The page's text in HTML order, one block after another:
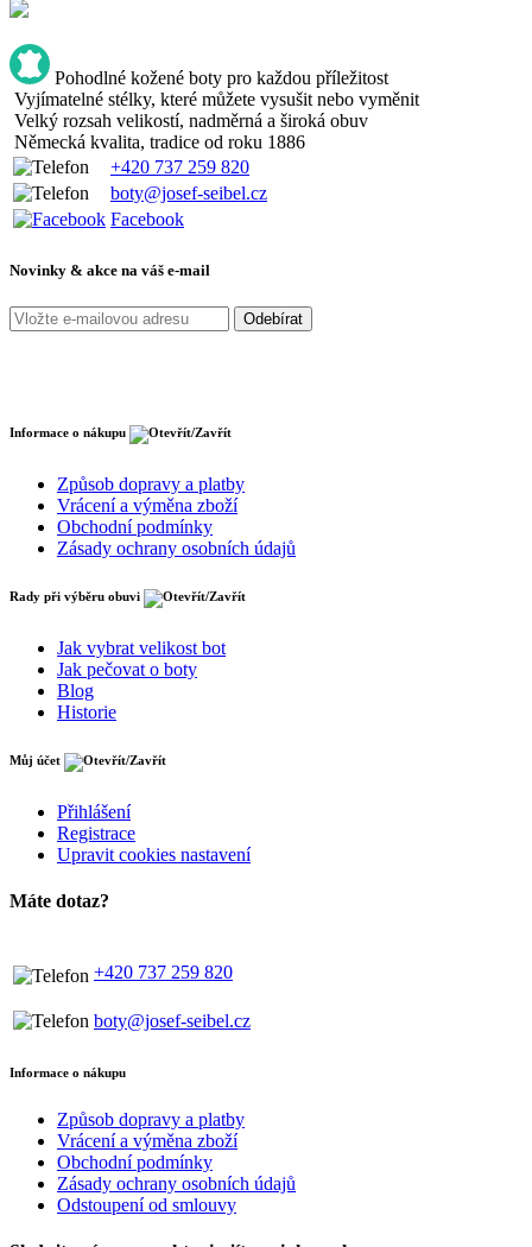
Pohodlné kožené boty pro každou příležitost
Vyjímatelné stélky, které můžete vysušit nebo vyměnit
Velký rozsah velikostí, nadměrná a široká obuv
Německá kvalita, tradice od roku 1886
+420 737 259 820
boty@josef-seibel.cz
Facebook
Novinky & akce na váš e-mail
Informace o nákupu
Způsob dopravy a platby
Vrácení a výměna zboží
Obchodní podmínky
Zásady ochrany osobních údajů
Rady při výběru obuvi
Jak vybrat velikost bot
Jak pečovat o boty
Blog
Historie
Můj účet
Přihlášení
Registrace
Upravit cookies nastavení
Máte dotaz?
+420 737 259 820
boty@josef-seibel.cz
Informace o nákupu
Způsob dopravy a platby
Vrácení a výměna zboží
Obchodní podmínky
Zásady ochrany osobních údajů
Odstoupení od smlouvy